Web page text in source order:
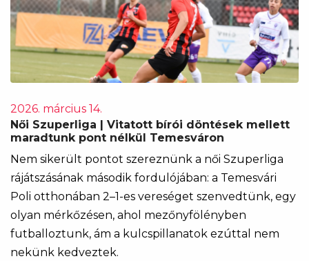
2026. március 14.
Női Szuperliga | Vitatott bírói döntések mellett
maradtunk pont nélkül Temesváron
Nem sikerült pontot szereznünk a női Szuperliga
rájátszásának második fordulójában: a Temesvári
Poli otthonában 2–1-es vereséget szenvedtünk, egy
olyan mérkőzésen, ahol mezőnyfölényben
futballoztunk, ám a kulcspillanatok ezúttal nem
nekünk kedveztek.